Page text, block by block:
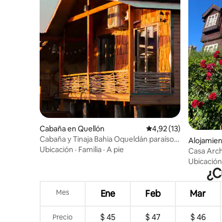
Cabaña en Quellón Calificación
4,92 (13)
Cabaña y Tinaja Bahia Oqueldán paraíso
costero
Ubicación · Familia · A pie
Casa
Ubicación
Mes Ene Feb Mar
Precio
$ 45
$ 47
$ 46